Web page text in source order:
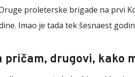
proleterske brigade na prvi
Imao je tada tek šesnaest
pričam, drugovi, kako